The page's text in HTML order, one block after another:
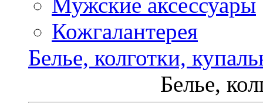
Кожгалантерея
Белье, колготки,
Белье,